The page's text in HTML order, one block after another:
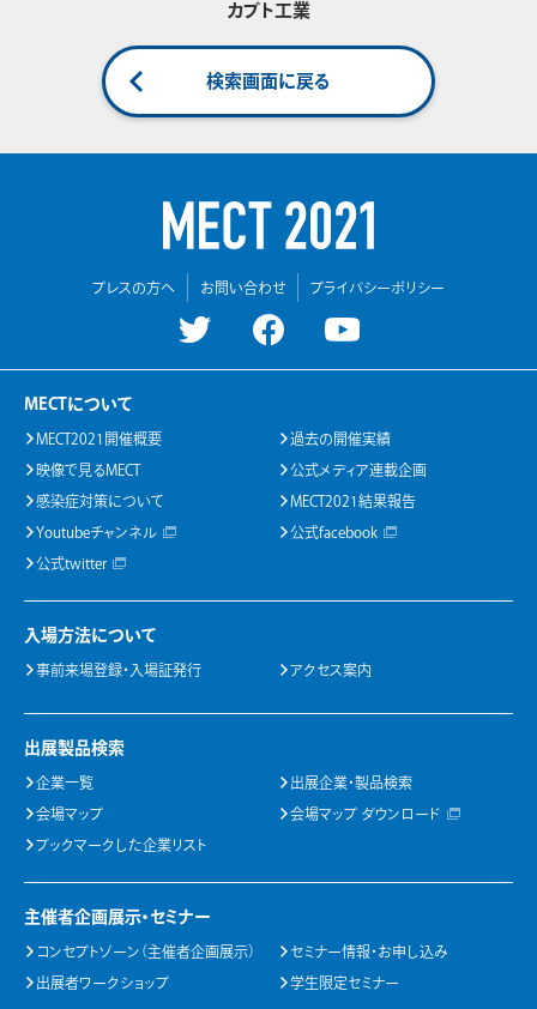
カブト工業
検索画面に戻る
プレスの方へ お問い合わせ プライバシーポリシー
MECTについて
MECT2021開催概要 過去の開催実績
映像で見るMECT 公式メディア連載企画
感染症対策について MECT2021結果報告
Youtubeチャンネル 公式facebook
公式twitter
入場方法について
事前来場登録・入場証発行 アクセス案内
出展製品検索
企業一覧 出展企業・製品検索
会場マップ 会場マップ ダウンロード
ブックマークした企業リスト
主催者企画展示・セミナー
コンセプトゾーン（主催者企画展示） セミナー情報・お申し込み
出展者ワークショップ 学生限定セミナー